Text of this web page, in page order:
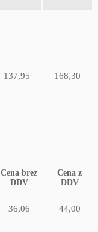
137,95 168,30
Cena brez
DDV
Cena z
DDV
36,06 44,00